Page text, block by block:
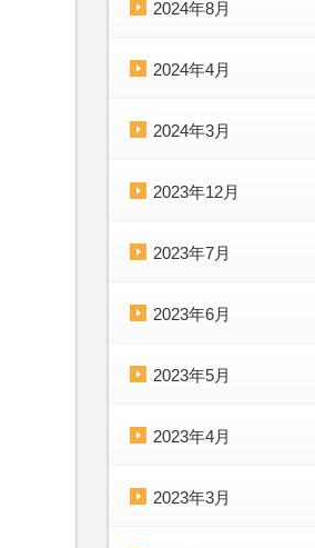
2024年8月
2024年4月
2024年3月
2023年12月
2023年7月
2023年6月
2023年5月
2023年4月
2023年3月